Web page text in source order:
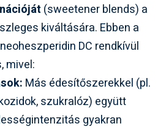
(sweetener blends) a
kiváltására. Ebben a
DC rendkívül
mivel:
Más édesítőszerekkel (pl.
szukralóz) együtt
gyakran